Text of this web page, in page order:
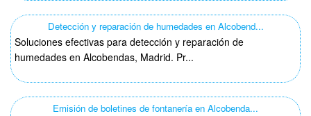
Detección y reparación de humedades en Alcobend...
Soluciones efectivas para detección y reparación de
humedades en Alcobendas, Madrid. Pr...
Emisión de boletines de fontanería en Alcobenda...